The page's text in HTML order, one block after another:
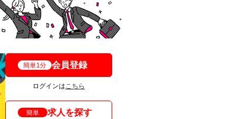
簡単1分 会員登録
ログインは こちら
簡単 求人を探す